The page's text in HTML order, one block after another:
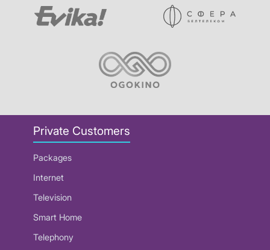
Private Customers
Packages
Internet
Television
Smart Home
Telephony